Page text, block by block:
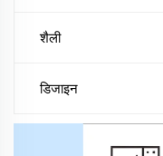
शैली
डिजाइन